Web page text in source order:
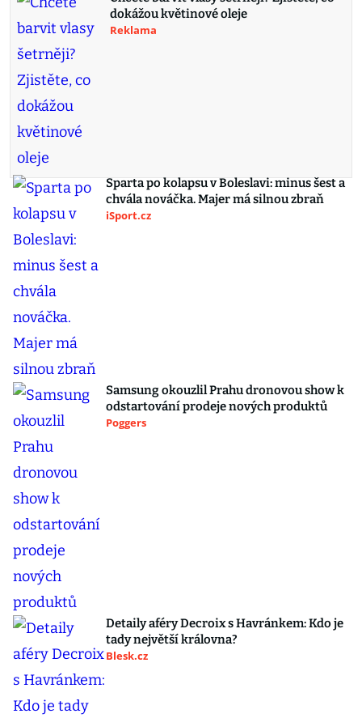
dokážou květinové oleje
Reklama
Sparta po kolapsu v Boleslavi: minus šest a
chvála nováčka. Majer má silnou zbraň
iSport.cz
Samsung okouzlil Prahu dronovou show k
odstartování prodeje nových produktů
Poggers
Detaily aféry Decroix s Havránkem: Kdo je
tady největší královna?
Blesk.cz